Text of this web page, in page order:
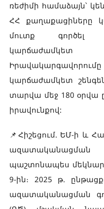
ռեժիմի համաձայն՝
ՀՀ քաղաքացիները
մուտք գործել
Իրավակարգավորումը
կարճաժամկետ շենգեն
տարվա մեջ 180 օրվա
իրավունքով:
📌Հիշեցում. ԵՄ-ի և
պաշտոնապես
9-ին։ 2025 թ.
ազատականացման